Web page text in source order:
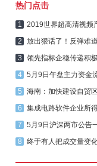
热门点击
1
2019世界超高清视频
2
放出狠话了！反弹难
3
领先指标企稳传递积
4
5月9日午盘主力资金
5
海南：加快建设自贸
6
集成电路软件企业所
7
5月9日沪深两市公告
8
终于有人把成交量变